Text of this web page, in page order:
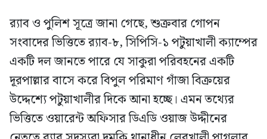
র‍্যাব ও পুলিশ সূত্রে জানা গেছে, শুক্রবার গোপন
সংবাদের ভিত্তিতে র‍্যাব-৮, সিপিসি-১ পটুয়াখালী ক্যাম্পের
একটি দল জানতে পারে যে সাকুরা পরিবহনের একটি
দূরপাল্লার বাসে করে বিপুল পরিমাণ গাঁজা বিক্রয়ের
উদ্দেশ্যে পটুয়াখালীর দিকে আনা হচ্ছে। এমন তথ্যের
ভিত্তিতে ওয়ারেন্ট অফিসার ডিএডি ওয়াজ উদ্দীনের